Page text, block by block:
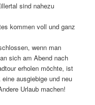
sind nahezu
kommen voll und ganz
wenn man
sich am Abend nach
erholen möchte, ist
ausgiebige und neu
Urlaub machen!